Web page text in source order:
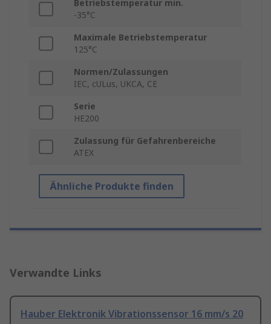
Betriebstemperatur min.
-35°C
Maximale Betriebstemperatur
125°C
Normen/Zulassungen
IEC, cULus, UKCA, CE
Serie
HE200
Zulassung für Gefahrenbereiche
ATEX
Ähnliche Produkte finden
Verwandte Links
Hauber Elektronik Vibrationssensor 16 mm/s 20